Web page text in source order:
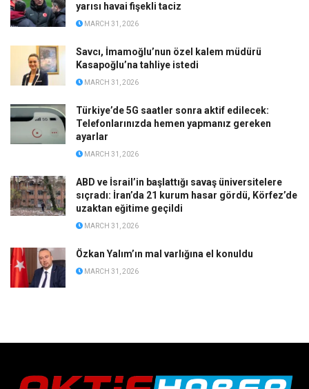
yarısı havai fişekli taciz
MARCH 31, 2026
Savcı, İmamoğlu’nun özel kalem müdürü
Kasapoğlu’na tahliye istedi
MARCH 31, 2026
Türkiye’de 5G saatler sonra aktif edilecek:
Telefonlarınızda hemen yapmanız gereken
ayarlar
MARCH 31, 2026
ABD ve İsrail’in başlattığı savaş üniversitelere
sıçradı: İran’da 21 kurum hasar gördü, Körfez’de
uzaktan eğitime geçildi
MARCH 31, 2026
Özkan Yalım’ın mal varlığına el konuldu
MARCH 31, 2026